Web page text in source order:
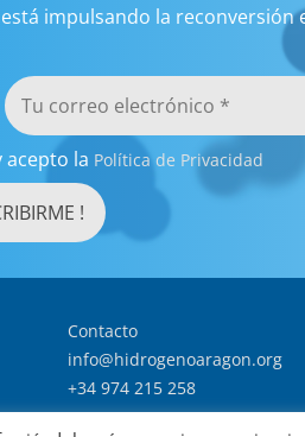
impulsando la reconversión
acepto la Política de Privacidad
Contacto
info@hidrogenoaragon.org
+34 974 215 258